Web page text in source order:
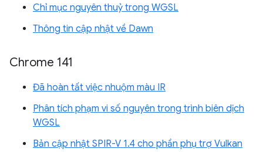
Chỉ mục nguyên thuỷ trong WGSL
Thông tin cập nhật về Dawn
Chrome 141
Đã hoàn tất việc nhuộm màu IR
Phân tích phạm vi số nguyên trong trình biên dịch
WGSL
Bản cập nhật SPIR-V 1.4 cho phần phụ trợ Vulkan